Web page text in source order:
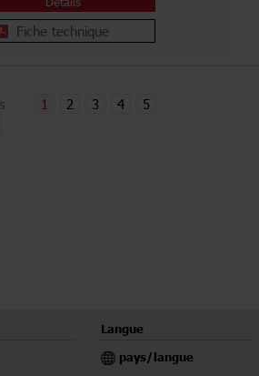
Fiche technique
1 2 3 4
5
Langue
pays/langue